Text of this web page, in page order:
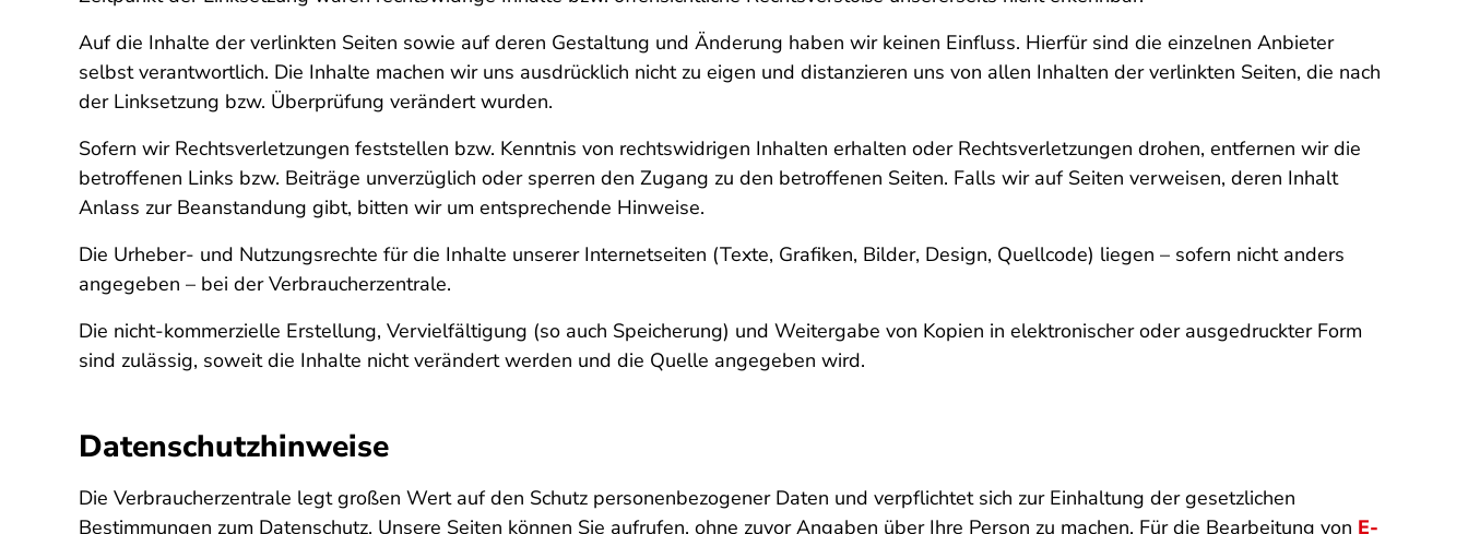
Auf die Inhalte der verlinkten Seiten sowie auf deren Gestaltung und Änderung haben wir keinen Einfluss. Hierfür sind die einzelnen Anbieter
selbst verantwortlich. Die Inhalte machen wir uns ausdrücklich nicht zu eigen und distanzieren uns von allen Inhalten der verlinkten Seiten, die nach
der Linksetzung bzw. Überprüfung verändert wurden.
Sofern wir Rechtsverletzungen feststellen bzw. Kenntnis von rechtswidrigen Inhalten erhalten oder Rechtsverletzungen drohen, entfernen wir die
betroffenen Links bzw. Beiträge unverzüglich oder sperren den Zugang zu den betroffenen Seiten. Falls wir auf Seiten verweisen, deren Inhalt
Anlass zur Beanstandung gibt, bitten wir um entsprechende Hinweise.
Die Urheber- und Nutzungsrechte für die Inhalte unserer Internetseiten (Texte, Grafiken, Bilder, Design, Quellcode) liegen – sofern nicht anders
angegeben – bei der Verbraucherzentrale.
Die nicht-kommerzielle Erstellung, Vervielfältigung (so auch Speicherung) und Weitergabe von Kopien in elektronischer oder ausgedruckter Form
sind zulässig, soweit die Inhalte nicht verändert werden und die Quelle angegeben wird.
Datenschutzhinweise
Die Verbraucherzentrale legt großen Wert auf den Schutz personenbezogener Daten und verpflichtet sich zur Einhaltung der gesetzlichen
Bestimmungen zum Datenschutz. Unsere Seiten können Sie aufrufen, ohne zuvor Angaben über Ihre Person zu machen. Für die Bearbeitung von E-